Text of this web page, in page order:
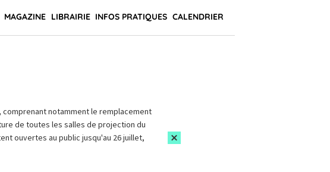
MAGAZINE LIBRAIRIE INFOS PRATIQUES CALENDRIER
comprenant notamment le remplacement
de toutes les salles de projection du
ouvertes au public jusqu'au 26 juillet,